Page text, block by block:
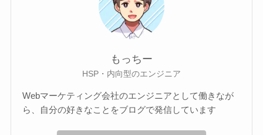
もっちー
HSP・内向型のエンジニア
Webマーケティング会社のエンジニアとして働きなが
ら、自分の好きなことをブログで発信しています